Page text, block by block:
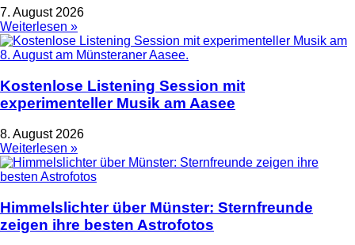
7. August 2026
Weiterlesen »
Kostenlose Listening Session mit
experimenteller Musik am Aasee
8. August 2026
Weiterlesen »
Himmelslichter über Münster: Sternfreunde
zeigen ihre besten Astrofotos